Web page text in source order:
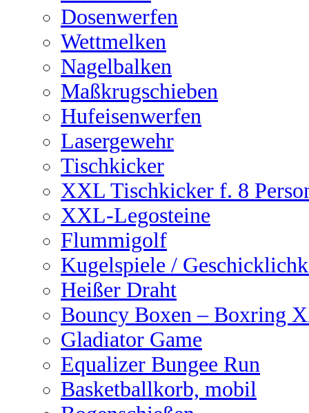
Dosenwerfen
Wettmelken
Nagelbalken
Maßkrugschieben
Hufeisenwerfen
Lasergewehr
Tischkicker
XXL Tischkicker f. 8
XXL-Legosteine
Flummigolf
Kugelspiele /
Heißer Draht
Bouncy Boxen – Boxring
Gladiator Game
Equalizer Bungee Run
Basketballkorb, mobil